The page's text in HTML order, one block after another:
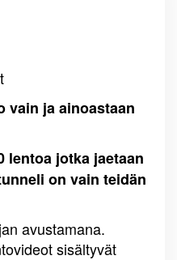
vain ja ainoastaan
lentoa jotka jaetaan
on vain teidän
avustamana.
sisältyvät